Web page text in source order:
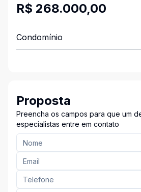
R$ 268.000,00
Condomínio
Proposta
Preencha os campos para que um
especialistas entre em contato